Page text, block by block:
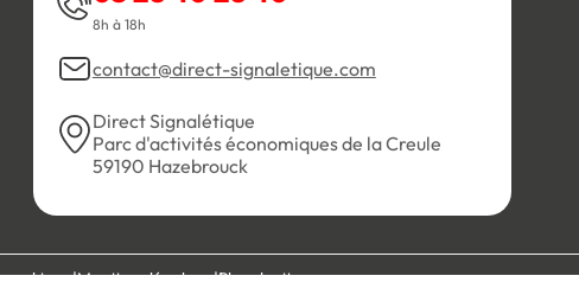
8h à 18h
contact@direct-signaletique.com
Direct Signalétique
Parc d'activités économiques de la Creule
59190 Hazebrouck
cookies Mentions légales Plan du site